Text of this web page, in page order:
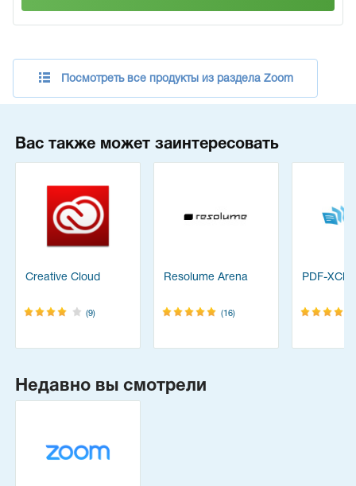
Посмотреть все продукты из раздела Zoom
Вас также может заинтересовать
Creative Cloud
(9)
Resolume Arena
(16)
PDF-
Недавно вы смотрели